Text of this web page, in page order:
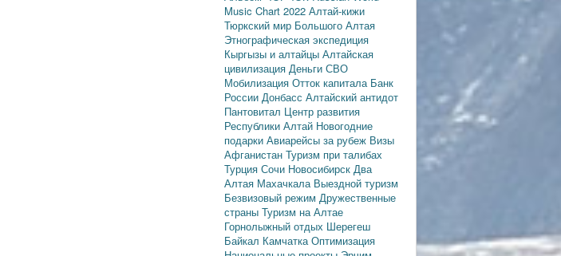
Music Chart 2022 Алтай-кижи
Тюркский мир Большого Алтая
Этнографическая экспедиция
Кыргызы и алтайцы Алтайская
цивилизация Деньги СВО
Мобилизация Отток капитала Банк
России Донбасс Алтайский антидот
Пантовитал Центр развития
Республики Алтай Новогодние
подарки Авиарейсы за рубеж Визы
Афганистан Туризм при талибах
Турция Сочи Новосибирск Два
Алтая Махачкала Выездной туризм
Безвизовый режим Дружественные
страны Туризм на Алтае
Горнолыжный отдых Шерегеш
Байкал КамчаткаОптимизация